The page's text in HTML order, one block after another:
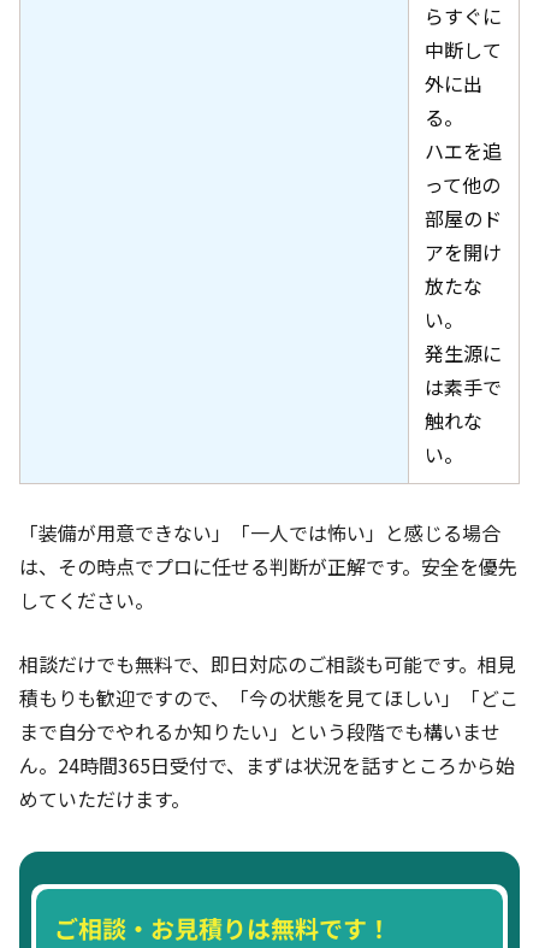
らすぐに
中断して
外に出
る。
ハエを追
って他の
部屋のド
アを開け
放たな
い。
発生源に
は素手で
触れな
い。
「装備が用意できない」「一人では怖い」と感じる場合
は、その時点でプロに任せる判断が正解です。安全を優先
してください。
相談だけでも無料で、即日対応のご相談も可能です。相見
積もりも歓迎ですので、「今の状態を見てほしい」「どこ
まで自分でやれるか知りたい」という段階でも構いませ
ん。24時間365日受付で、まずは状況を話すところから始
めていただけます。
ご相談・お見積りは無料です！